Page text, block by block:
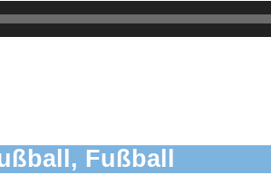
Fußball